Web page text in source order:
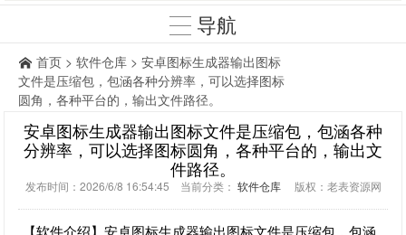
导航
首页 > 软件仓库 > 安卓图标生成器输出图标
文件是压缩包，包涵各种分辨率，可以选择图标
圆角，各种平台的，输出文件路径。
安卓图标生成器输出图标文件是压缩包，包涵各种
分辨率，可以选择图标圆角，各种平台的，输出文
件路径。
发布时间：2026/6/8 16:54:45 当前分类： 软件仓库版权：老表资源网
【软件介绍】安卓图标生成器输出图标文件是压缩包，包涵